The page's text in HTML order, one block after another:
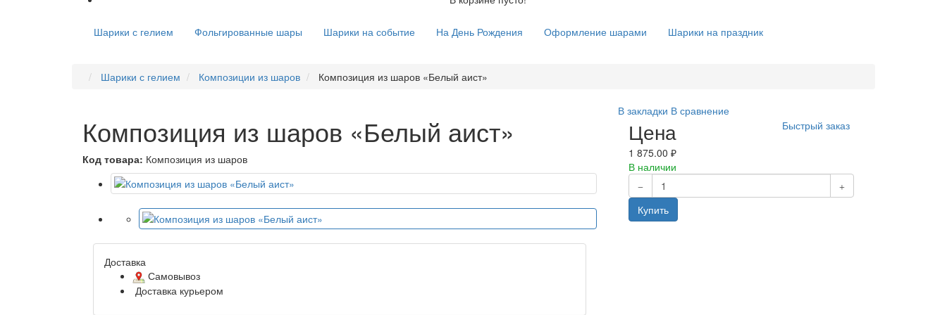
Шарики с гелием Фольгированные шары Шарики на событие На День Рождения Оформление шарами Шарики на праздник
Шарики с гелием Композиции из шаров Композиция из шаров «Белый аист»
Композиция из шаров «Белый аист»
Код товара: Композиция из шаров
Доставка
Самовывоз
Доставка курьером
В закладки В сравнение
Цена
1 875.00 ₽
В наличии
Купить
Быстрый заказ